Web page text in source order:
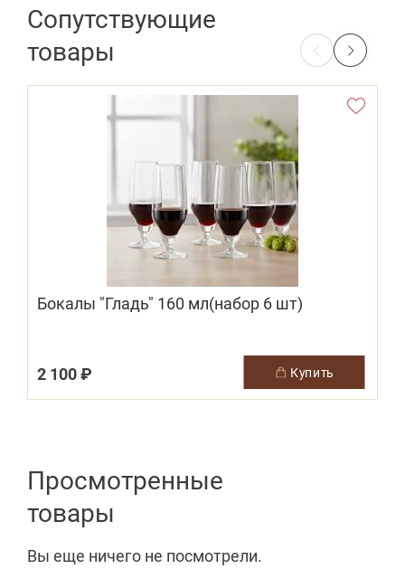
Сопутствующие
товары
Бокалы "Гладь" 160 мл(набор 6 шт)
2 100 ₽ купить
Просмотренные
товары
Вы еще ничего не посмотрели.